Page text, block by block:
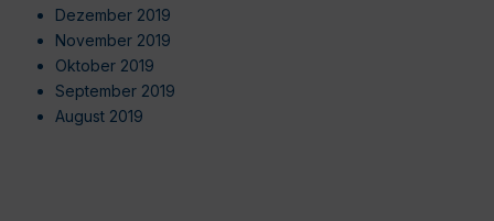
Dezember 2019
November 2019
Oktober 2019
September 2019
August 2019